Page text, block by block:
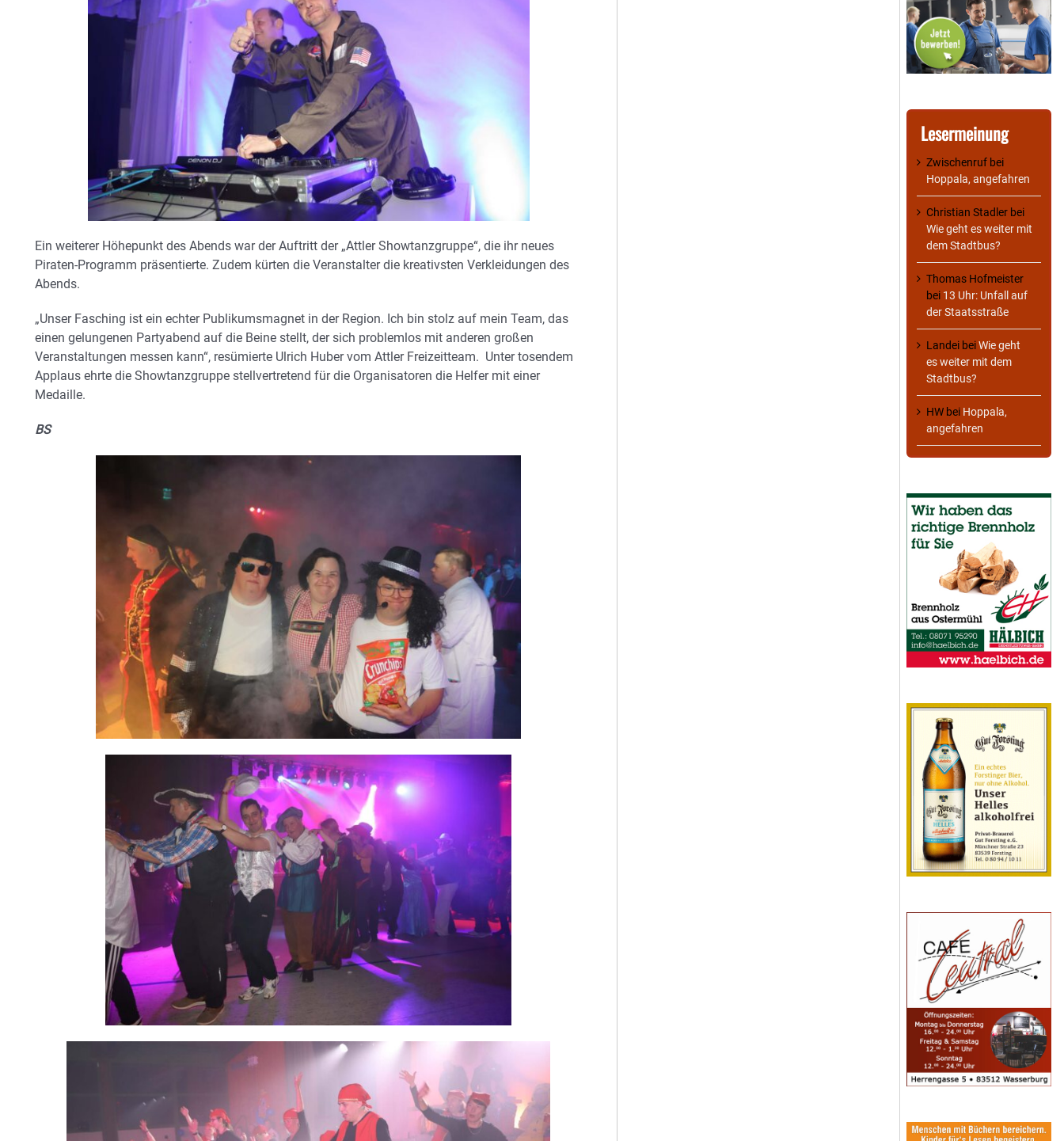
Ein weiterer Höhepunkt des Abends war der Auftritt der „Attler Showtanzgruppe“, die ihr neues
Piraten-Programm präsentierte. Zudem kürten die Veranstalter die kreativsten Verkleidungen des
Abends.
„Unser Fasching ist ein echter Publikumsmagnet in der Region. Ich bin stolz auf mein Team, das
einen gelungenen Partyabend auf die Beine stellt, der sich problemlos mit anderen großen
Veranstaltungen messen kann“, resümierte Ulrich Huber vom Attler Freizeitteam. Unter tosendem
Applaus ehrte die Showtanzgruppe stellvertretend für die Organisatoren die Helfer mit einer
Medaille.
BS
Lesermeinung
Zwischenruf bei
Hoppala, angefahren
Christian Stadler bei
Wie geht es weiter mit
dem Stadtbus?
Thomas Hofmeister
bei 13 Uhr: Unfall auf
der Staatsstraße
Landei beiWie geht
es weiter mit dem
Stadtbus?
HW bei Hoppala,
angefahren